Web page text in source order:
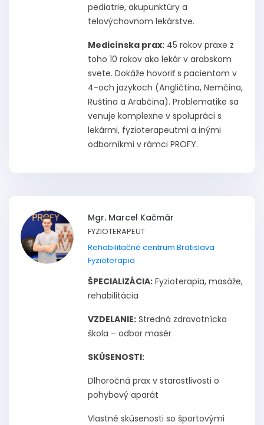
pediatrie, akupunktúry a
telovýchovnom lekárstve.
Medicínska prax: 45 rokov praxe z
toho 10 rokov ako lekár v arabskom
svete. Dokáže hovoriť s pacientom v
4-och jazykoch (Angličtina, Nemčina,
Ruština a Arabčina). Problematike sa
venuje komplexne v spolupráci s
lekármi, fyzioterapeutmi a inými
odborníkmi v rámci PROFY.
Mgr. Marcel Kačmár
FYZIOTERAPEUT
Rehabilitačné centrum Bratislava
Fyzioterapia
ŠPECIALIZÁCIA: Fyzioterapia, masáže,
rehabilitácia
VZDELANIE: Stredná zdravotnícka
škola – odbor masér
SKÚSENOSTI:
Dlhoročná prax v starostlivosti o
pohybový aparát
Vlastné skúsenosti so športovými